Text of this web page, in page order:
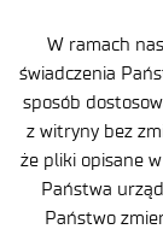
W ramach
świadczenia
sposób
z witryny bez
że pliki opisane
Państwa
Państwo
Mapa strony